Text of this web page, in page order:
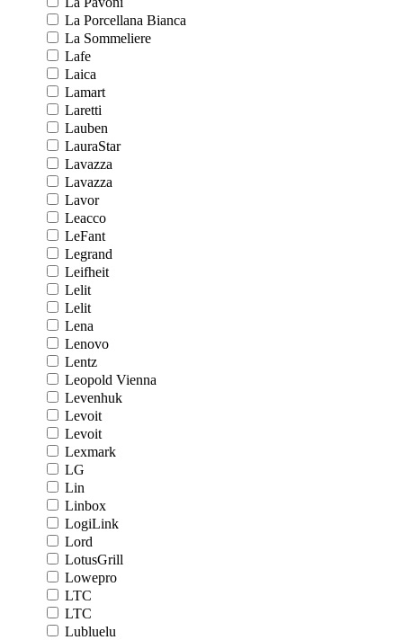
La Porcellana Bianca
La Sommeliere
Lafe
Laica
Lamart
Laretti
Lauben
LauraStar
Lavazza
Lavazza
Lavor
Leacco
LeFant
Legrand
Leifheit
Lelit
Lelit
Lena
Lenovo
Lentz
Leopold Vienna
Levenhuk
Levoit
Levoit
Lexmark
LG
Lin
Linbox
LogiLink
Lord
LotusGrill
Lowepro
LTC
LTC
Lubluelu